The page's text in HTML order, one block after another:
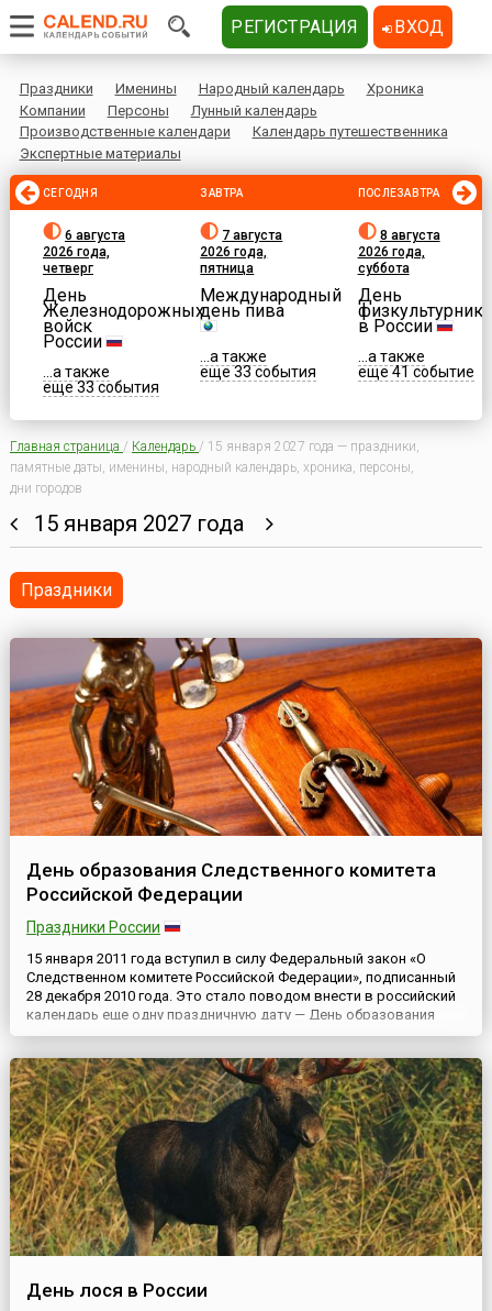
Праздники Именины Народный календарь
Хроника
Компании
Персоны
Лунный календарь
Производственные календари
Календарь путешественника
Экспертные материалы
СЕГОДНЯ
6 августа
2026 года,
четверг
День
Железнодорожных
войск
России
...а также
еще 33 события
ЗАВТРА
7 августа
2026 года,
пятница
Международный
день пива
...а также
еще 33 события
ПОСЛЕЗАВТРА
8 августа
2026 года,
суббота
День
физкультурника
в России
...а также
еще 41 событие
Главная страница / Календарь / 15 января 2027 года — праздники,
памятные даты, именины, народный календарь, хроника, персоны,
дни городов
15 января 2027 года
Праздники
День образования Следственного комитета
Российской Федерации
Праздники России
15 января 2011 года вступил в силу Федеральный закон «О
Следственном комитете Российской Федерации», подписанный
28 декабря 2010 года. Это стало поводом внести в российский
календарь еще одну праздничную дату — День образования
Следственного комитета РФ.Как сообщалось в пояснительной
комитета вне системы прокуратуры РФ создаст необходимые...
День лося в России
РЕГИСТРАЦИЯ ВХОД